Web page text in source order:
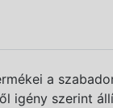
a
igény szerint